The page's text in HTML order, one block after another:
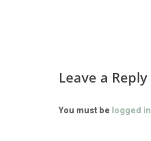
Leave a Reply
You must be logged in